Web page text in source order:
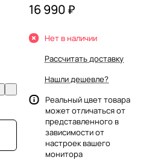
16 990 ₽
Нет в наличии
Рассчитать доставку
Нашли дешевле?
Реальный цвет товара
может отличаться от
представленного в
зависимости от
настроек вашего
монитора